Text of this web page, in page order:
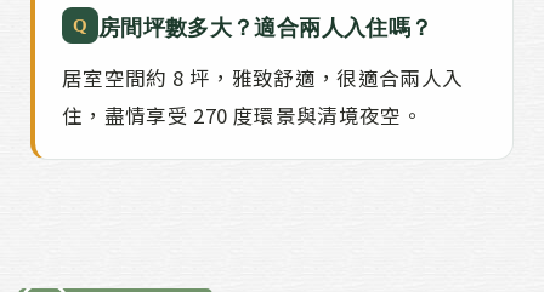
Q 房間坪數多大？適合兩人入住嗎？
居室空間約 8 坪，雅致舒適，很適合兩人入
住，盡情享受 270 度環景與清境夜空。